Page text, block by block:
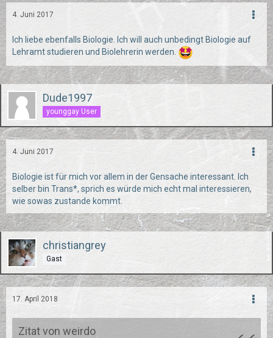
4. Juni 2017
Ich liebe ebenfalls Biologie. Ich will auch unbedingt Biologie auf
Lehramt studieren und Biolehrerin werden.
Dude1997
younggay User
4. Juni 2017
Biologie ist für mich vor allem in der Gensache interessant. Ich
selber bin Trans*, sprich es würde mich echt mal interessieren,
wie sowas zustande kommt.
christiangrey
Gast
17. April 2018
Zitat von weirdo